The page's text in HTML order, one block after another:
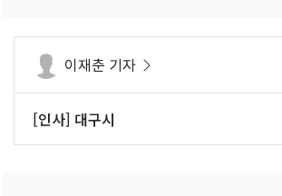
이재춘 기자
[인사] 대구시